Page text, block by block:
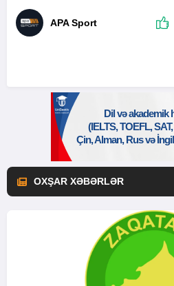
APA Sport
OXŞAR XƏBƏRLƏR